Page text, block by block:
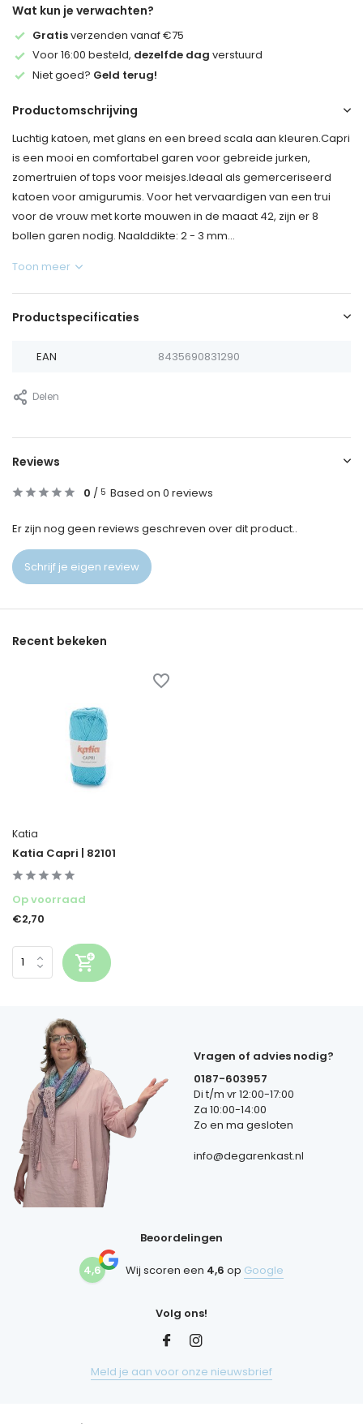
Wat kun je verwachten?
Gratisverzenden vanaf €75
Voor 16:00 besteld, dezelfde dag verstuurd
Niet goed? Geld terug!
Productomschrijving
Luchtig katoen, met glans en een breed scala aan kleuren.Capri
is een mooi en comfortabel garen voor gebreide jurken,
zomertruien of tops voor meisjes.Ideaal als gemerceriseerd
katoen voor amigurumis. Voor het vervaardigen van een trui
voor de vrouw met korte mouwen in de maaat 42, zijn er 8
bollen garen nodig. Naalddikte: 2 - 3 mm...
Toon meer
Productspecificaties
EAN 8435690831290
Delen
Reviews
0 / 5 Based on 0 reviews
Er zijn nog geen reviews geschreven over dit product..
Schrijf je eigen review
Recent bekeken
Katia
Katia Capri | 82101
Op voorraad
€2,70
Vragen of advies nodig?
0187-603957
Di t/m vr 12:00-17:00
Za 10:00-14:00
Zo en ma gesloten
info@degarenkast.nl
Beoordelingen
4,6 Wij scoren een 4,6 op Google
Volg ons!
Meld je aan voor onze nieuwsbrief